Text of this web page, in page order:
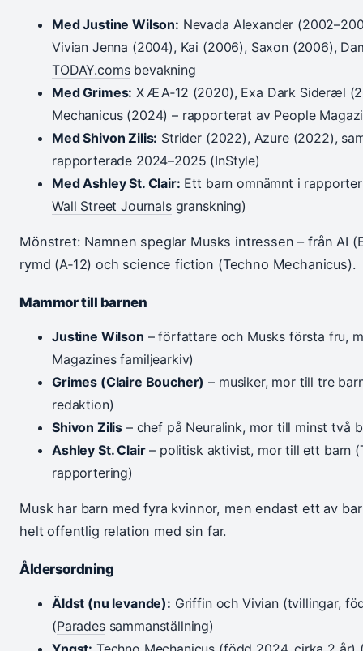
Med Justine Wilson: Nevada Alexander
Vivian Jenna (2004), Kai (2006), Saxon (2006),
TODAY.comsbevakning
Med Grimes: X Æ A‑12 (2020), Exa Dark Sideræl
Mechanicus (2024) – rapporterat av People
Med Shivon Zilis: Strider (2022), Azure (2022),
rapporterade 2024–2025 (InStyle)
Med Ashley St. Clair: Ett barn omnämnt i
Wall Street Journalsgranskning)
Mönstret: Namnen speglar Musks intressen – från AI
rymd (A‑12) och science fiction (Techno Mechanicus).
Mammor till barnen
Justine Wilson – författare och Musks första fru,
Magazines familjearkiv)
Grimes (Claire Boucher) – musiker, mor till tre
redaktion)
Shivon Zilis – chef på Neuralink, mor till minst två
Ashley St. Clair– politisk aktivist, mor till ett barn
rapportering)
Musk har barn med fyra kvinnor, men endast ett av
helt offentlig relation med sin far.
Åldersordning
Äldst (nu levande): Griffin och Vivian (tvillingar,
(Paradessammanställning)